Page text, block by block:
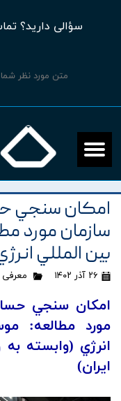
سؤالی دارید؟ تماس
امکان سنجي
سازمان مورد
بين المللي
۲۶ آذر ۱۴۰۲ معرفی
امکان سنجي
مورد مطالعه:
انرژي (وابسته
ايران)